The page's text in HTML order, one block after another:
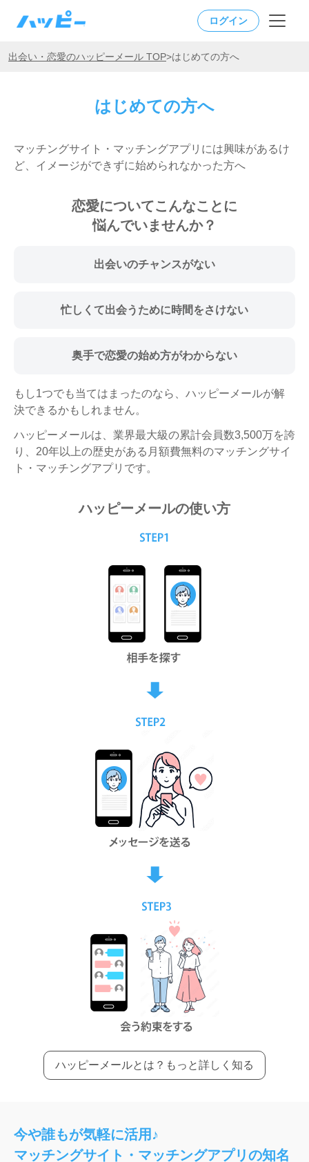
ログイン
出会い・恋愛のハッピーメール TOP>はじめての方へ
はじめての方へ
マッチングサイト・マッチングアプリには興味があるけ
ど、イメージができずに始められなかった方へ
恋愛についてこんなことに
悩んでいませんか？
出会いのチャンスがない
忙しくて出会うために時間をさけない
奥手で恋愛の始め方がわからない
もし1つでも当てはまったのなら、ハッピーメールが解
決できるかもしれません。
ハッピーメールは、業界最大級の累計会員数3,500万を誇
り、20年以上の歴史がある月額費無料のマッチングサイ
ト・マッチングアプリです。
ハッピーメールの使い方
ハッピーメールとは？もっと詳しく知る
今や誰もが気軽に活用♪
マッチングサイト・マッチングアプリの知名